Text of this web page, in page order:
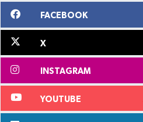
FACEBOOK
X
INSTAGRAM
YOUTUBE